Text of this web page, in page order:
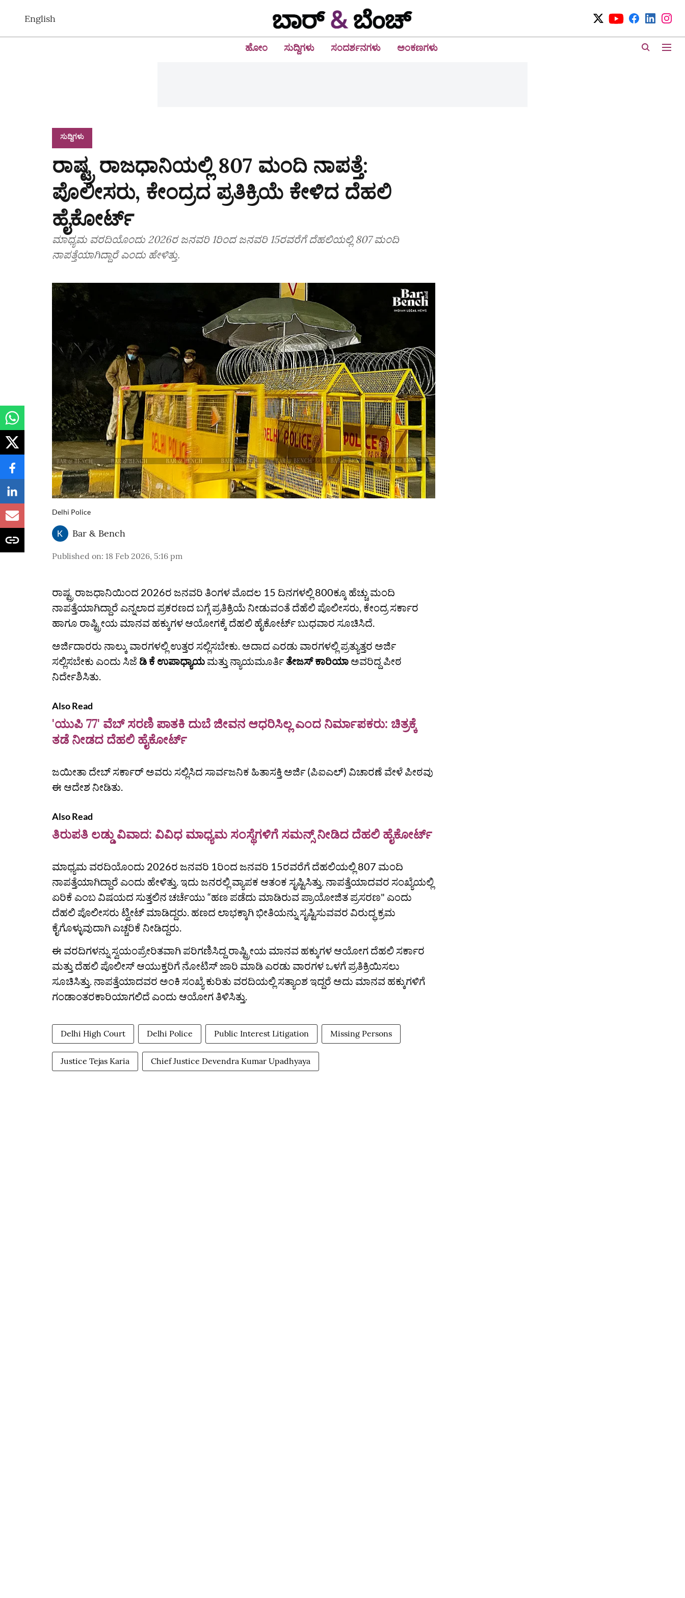
English
ಹೋಂ ಸುದ್ದಿಗಳು ಸಂದರ್ಶನಗಳು ಅಂಕಣಗಳು
ಸುದ್ದಿಗಳು
ರಾಷ್ಟ್ರ ರಾಜಧಾನಿಯಲ್ಲಿ 807 ಮಂದಿ ನಾಪತ್ತೆ:
ಪೊಲೀಸರು, ಕೇಂದ್ರದ ಪ್ರತಿಕ್ರಿಯೆ ಕೇಳಿದ ದೆಹಲಿ
ಹೈಕೋರ್ಟ್‌
ಮಾಧ್ಯಮ ವರದಿಯೊಂದು 2026ರ ಜನವರಿ 1ರಿಂದ ಜನವರಿ 15ರವರೆಗೆ ದೆಹಲಿಯಲ್ಲಿ 807 ಮಂದಿ
ನಾಪತ್ತೆಯಾಗಿದ್ದಾರೆ ಎಂದು ಹೇಳಿತ್ತು.
Delhi Police
Bar & Bench
Published on: 18 Feb 2026, 5:16 pm
ರಾಷ್ಟ್ರ ರಾಜಧಾನಿಯಿಂದ 2026ರ ಜನವರಿ ತಿಂಗಳ ಮೊದಲ 15 ದಿನಗಳಲ್ಲಿ 800ಕ್ಕೂ ಹೆಚ್ಚು ಮಂದಿ
ನಾಪತ್ತೆಯಾಗಿದ್ದಾರೆ ಎನ್ನಲಾದ ಪ್ರಕರಣದ ಬಗ್ಗೆ ಪ್ರತಿಕ್ರಿಯೆ ನೀಡುವಂತೆ ದೆಹೆಲಿ ಪೊಲೀಸರು, ಕೇಂದ್ರ ಸರ್ಕಾರ
ಹಾಗೂ ರಾಷ್ಟ್ರೀಯ ಮಾನವ ಹಕ್ಕುಗಳ ಆಯೋಗಕ್ಕೆ ದೆಹಲಿ ಹೈಕೋರ್ಟ್‌ ಬುಧವಾರ ಸೂಚಿಸಿದೆ.
ಅರ್ಜಿದಾರರು ನಾಲ್ಕು ವಾರಗಳಲ್ಲಿ ಉತ್ತರ ಸಲ್ಲಿಸಬೇಕು. ಅದಾದ ಎರಡು ವಾರಗಳಲ್ಲಿ ಪ್ರತ್ಯುತ್ತರ ಅರ್ಜಿ
ಸಲ್ಲಿಸಬೇಕು ಎಂದು ಸಿಜೆ ಡಿ ಕೆ ಉಪಾಧ್ಯಾಯ ಮತ್ತು ನ್ಯಾಯಮೂರ್ತಿ ತೇಜಸ್‌ ಕಾರಿಯಾ ಅವರಿದ್ದ ಪೀಠ
ನಿರ್ದೇಶಿಸಿತು.
Also Read
'ಯುಪಿ 77' ವೆಬ್ ಸರಣಿ ಪಾತಕಿ ದುಬೆ ಜೀವನ ಆಧರಿಸಿಲ್ಲ ಎಂದ ನಿರ್ಮಾಪಕರು: ಚಿತ್ರಕ್ಕೆ
ತಡೆ ನೀಡದ ದೆಹಲಿ ಹೈಕೋರ್ಟ್
ಜಯೀತಾ ದೇಬ್ ಸರ್ಕಾರ್ ಅವರು ಸಲ್ಲಿಸಿದ ಸಾರ್ವಜನಿಕ ಹಿತಾಸಕ್ತಿ ಅರ್ಜಿ (ಪಿಐಎಲ್) ವಿಚಾರಣೆ ವೇಳೆ ಪೀಠವು
ಈ ಆದೇಶ ನೀಡಿತು.
Also Read
ತಿರುಪತಿ ಲಡ್ಡು ವಿವಾದ: ವಿವಿಧ ಮಾಧ್ಯಮ ಸಂಸ್ಥೆಗಳಿಗೆ ಸಮನ್ಸ್ ನೀಡಿದ ದೆಹಲಿ ಹೈಕೋರ್ಟ್
ಮಾಧ್ಯಮ ವರದಿಯೊಂದು 2026ರ ಜನವರಿ 1ರಿಂದ ಜನವರಿ 15ರವರೆಗೆ ದೆಹಲಿಯಲ್ಲಿ 807 ಮಂದಿ
ನಾಪತ್ತೆಯಾಗಿದ್ದಾರೆ ಎಂದು ಹೇಳಿತ್ತು. ಇದು ಜನರಲ್ಲಿ ವ್ಯಾಪಕ ಆತಂಕ ಸೃಷ್ಟಿಸಿತ್ತು. ನಾಪತ್ತೆಯಾದವರ ಸಂಖ್ಯೆಯಲ್ಲಿ
ಏರಿಕೆ ಎಂಬ ವಿಷಯದ ಸುತ್ತಲಿನ ಚರ್ಚೆಯು “ಹಣ ಪಡೆದು ಮಾಡಿರುವ ಪ್ರಾಯೋಜಿತ ಪ್ರಸರಣ" ಎಂದು
ದೆಹಲಿ ಪೊಲೀಸರು ಟ್ವೀಟ್‌ ಮಾಡಿದ್ದರು. ಹಣದ ಲಾಭಕ್ಕಾಗಿ ಭೀತಿಯನ್ನು ಸೃಷ್ಟಿಸುವವರ ವಿರುದ್ಧ ಕ್ರಮ
ಕೈಗೊಳ್ಳುವುದಾಗಿ ಎಚ್ಚರಿಕೆ ನೀಡಿದ್ದರು.
ಈ ವರದಿಗಳನ್ನು ಸ್ವಯಂಪ್ರೇರಿತವಾಗಿ ಪರಿಗಣಿಸಿದ್ದ ರಾಷ್ಟ್ರೀಯ ಮಾನವ ಹಕ್ಕುಗಳ ಆಯೋಗ ದೆಹಲಿ ಸರ್ಕಾರ
ಮತ್ತು ದೆಹಲಿ ಪೊಲೀಸ್ ಆಯುಕ್ತರಿಗೆ ನೋಟಿಸ್ ಜಾರಿ ಮಾಡಿ ಎರಡು ವಾರಗಳ ಒಳಗೆ ಪ್ರತಿಕ್ರಿಯಿಸಲು
ಸೂಚಿಸಿತ್ತು. ನಾಪತ್ತೆಯಾದವರ ಅಂಕಿ ಸಂಖ್ಯೆ ಕುರಿತು ವರದಿಯಲ್ಲಿ ಸತ್ಯಾಂಶ ಇದ್ದರೆ ಅದು ಮಾನವ ಹಕ್ಕುಗಳಿಗೆ
ಗಂಡಾಂತರಕಾರಿಯಾಗಲಿದೆ ಎಂದು ಆಯೋಗ ತಿಳಿಸಿತ್ತು.
Delhi High Court Delhi Police Public Interest Litigation Missing Persons
Justice Tejas Karia Chief Justice Devendra Kumar Upadhyaya